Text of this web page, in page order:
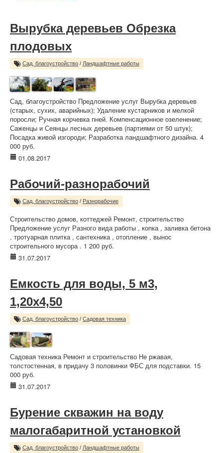
Вырубка деревьев Обрезка
плодовых
Сад, благоустройство / Ландшафтные работы
Сад, благоустройство Предложение услуг Вырубка деревьев
(старых, сухих, аварийных); Удаление кустарников и мелкой
поросли; Ручная корчевка пней. Компенсационное озеленение;
Саженцы и Сеянцы лесных деревьев (партиями от 50 штук);
Посадка живой изгороди; Разработка ландшафтного дизайна. 4
000 руб.
01.08.2017
Рабочий-разнорабочий
Сад, благоустройство / Разнорабочие
Строительство домов, коттеджей Ремонт, строительство
Предложение услуг Разного вида работы , копка , заливка бетона
, тротуарная плитка , сантехника , отопление , вынос
строительного мусора . 1 200 руб.
31.07.2017
Емкость для воды, 5 м3,
1,20х4,50
Сад, благоустройство / Садовая техника
Садовая техника Ремонт и строительство Не ржавая,
толстостенная, в придачу 3 половинки ФБС для подставки. 15
000 руб.
31.07.2017
Бурение скважин на воду
малогабаритной установкой
Сад, благоустройство / Ландшафтные работы